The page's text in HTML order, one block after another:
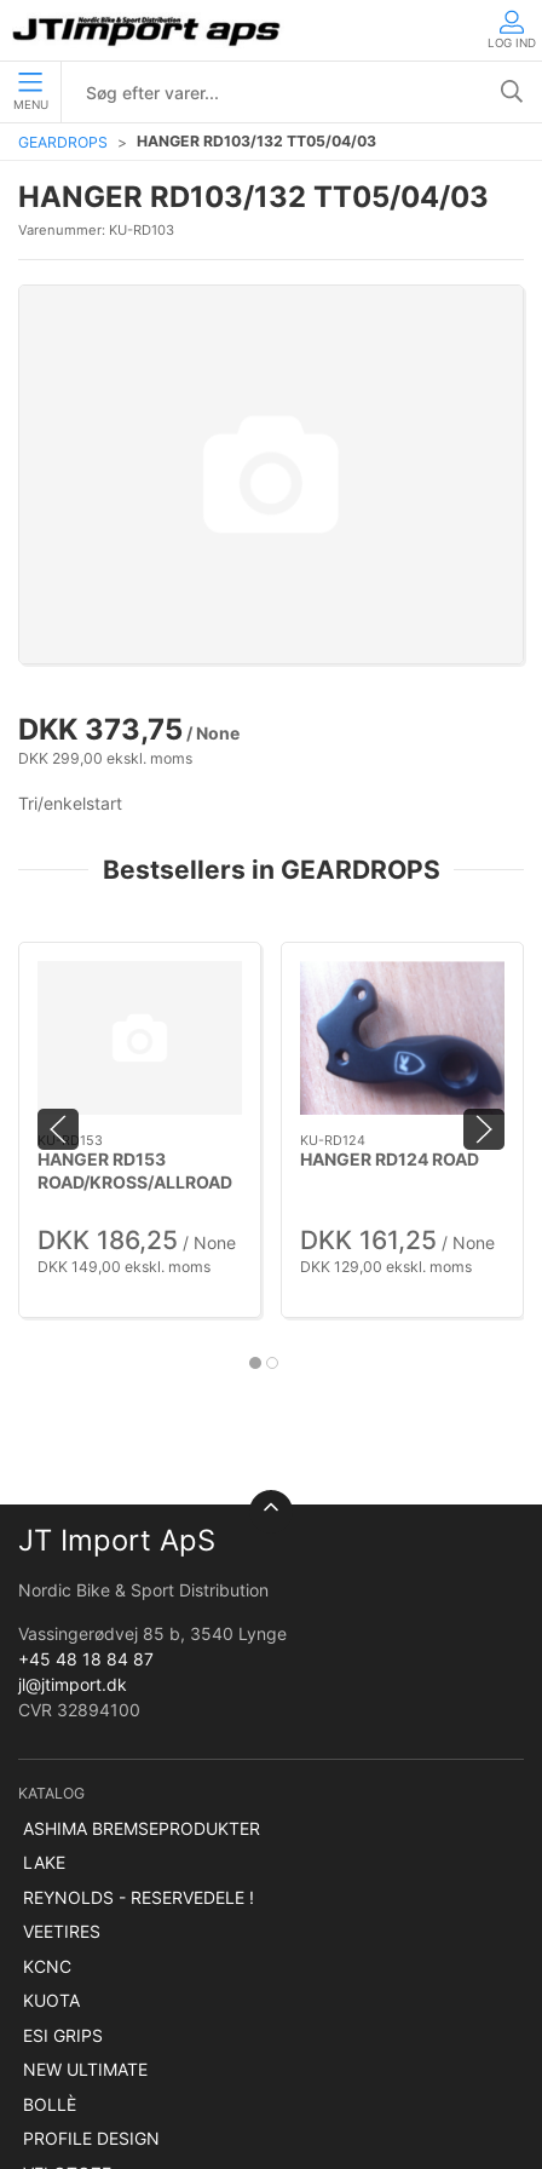
LOG IND
MENU
GEARDROPS HANGER RD103/132 TT05/04/03
HANGER RD103/132 TT05/04/03
Varenummer: KU-RD103
DKK 373,75 / None
DKK 299,00 ekskl. moms
Tri/enkelstart
Bestsellers in GEARDROPS
KU-RD153
HANGER RD153
ROAD/KROSS/ALLROAD
DKK 186,25 / None
DKK 149,00 ekskl. moms
KU-RD124
HANGER RD124 ROAD
DKK 161,25 / None
DKK 129,00 ekskl. moms
JT Import ApS
Nordic Bike & Sport Distribution
Vassingerødvej 85 b, 3540 Lynge
+45 48 18 84 87
jl@jtimport.dk
CVR 32894100
KATALOG
ASHIMA BREMSEPRODUKTER
LAKE
REYNOLDS - RESERVEDELE !
VEETIRES
KCNC
KUOTA
ESI GRIPS
NEW ULTIMATE
BOLLÈ
PROFILE DESIGN